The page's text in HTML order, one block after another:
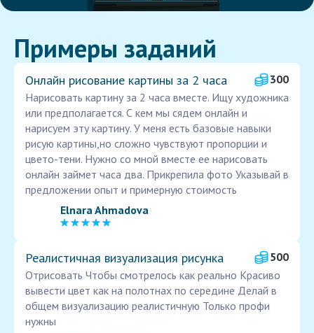
Примеры заданий
Онлайн рисование картины за 2 часа
300
Нарисовать картину за 2 часа вместе. Ищу художника
или предполагается. С кем мы сядем онлайн и
нарисуем эту картину. У меня есть базовые навыки
рисую картины,но сложно чувствуют пропорции и
цвето-тени. Нужно со мной вместе ее нарисовать
онлайн займет часа два. Прикрепила фото Указывай в
предложении опыт и примерную стоимость
Elnara Ahmadova
Реалистичная визуализация рисунка
500
Отрисовать Чтобы смотрелось как реально Красиво
вывести цвет как на полотнах по середине Делай в
общем визуализацию реалистичную Только профи
нужны